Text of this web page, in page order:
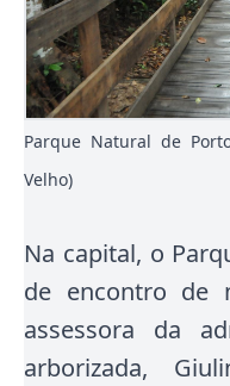
Parque Natural de
Velho)
Na capital, o
de encontro de
assessora da
arborizada,